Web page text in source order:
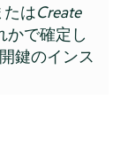
たはCreate
かで確定し
鍵のインス